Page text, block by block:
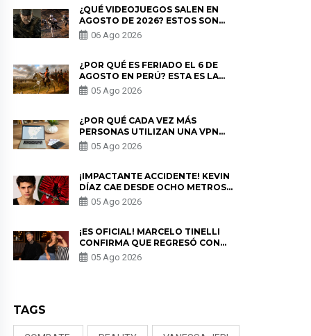
¿QUÉ VIDEOJUEGOS SALEN EN
AGOSTO DE 2026? ESTOS SON
LOS ESTRENOS MÁS ESPERADOS
06 Ago 2026
¿POR QUÉ ES FERIADO EL 6 DE
AGOSTO EN PERÚ? ESTA ES LA
HISTORIA
05 Ago 2026
¿POR QUÉ CADA VEZ MÁS
PERSONAS UTILIZAN UNA VPN
PARA PROTEGER SU
PRIVACIDAD?
05 Ago 2026
¡IMPACTANTE ACCIDENTE! KEVIN
DÍAZ CAE DESDE OCHO METROS
EN “ESTO ES GUERRA” Y GENERA
PREOCUPACIÓN
05 Ago 2026
¡ES OFICIAL! MARCELO TINELLI
CONFIRMA QUE REGRESÓ CON
MILETT FIGUEROA: “EL AMOR
PUDO MÁS”
05 Ago 2026
TAGS